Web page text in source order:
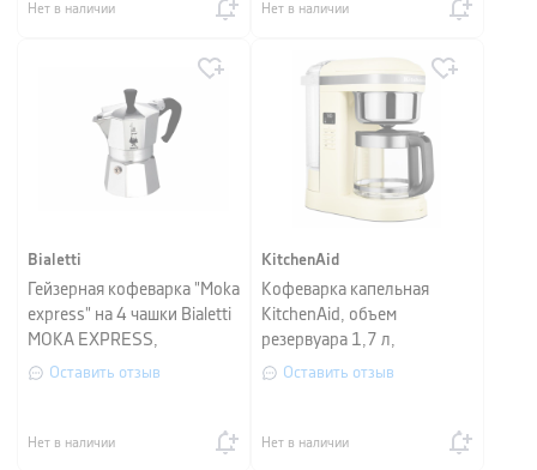
Нет в наличии Нет в наличии
Bialetti
Гейзерная кофеварка "Moka
express" на 4 чашки Bialetti
MOKA EXPRESS,
серебристый
Оставить отзыв
Нет в наличии
KitchenAid
Кофеварка капельная
KitchenAid, объем
резервуара 1,7 л,
кремовый
Оставить отзыв
Нет в наличии